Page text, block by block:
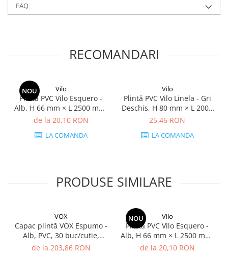
FAQ
RECOMANDARI
NOU Vilo
Plintă PVC Vilo Esquero -
Alb, H 66 mm × L 2500 mm,
grosime 22 mm
de la 20,10 RON
LA COMANDA
Vilo
Plintă PVC Vilo Linela - Gri
Deschis, H 80 mm × L 2000
mm, grosime 16 mm
25,46 RON
LA COMANDA
PRODUSE SIMILARE
VOX
Capac plintă VOX Espumo -
Alb, PVC, 30 buc/cutie,
compatibil plintă 65 mm
de la 203,86 RON
NOU Vilo
Plintă PVC Vilo Esquero -
Alb, H 66 mm × L 2500 mm,
grosime 22 mm
de la 20,10 RON